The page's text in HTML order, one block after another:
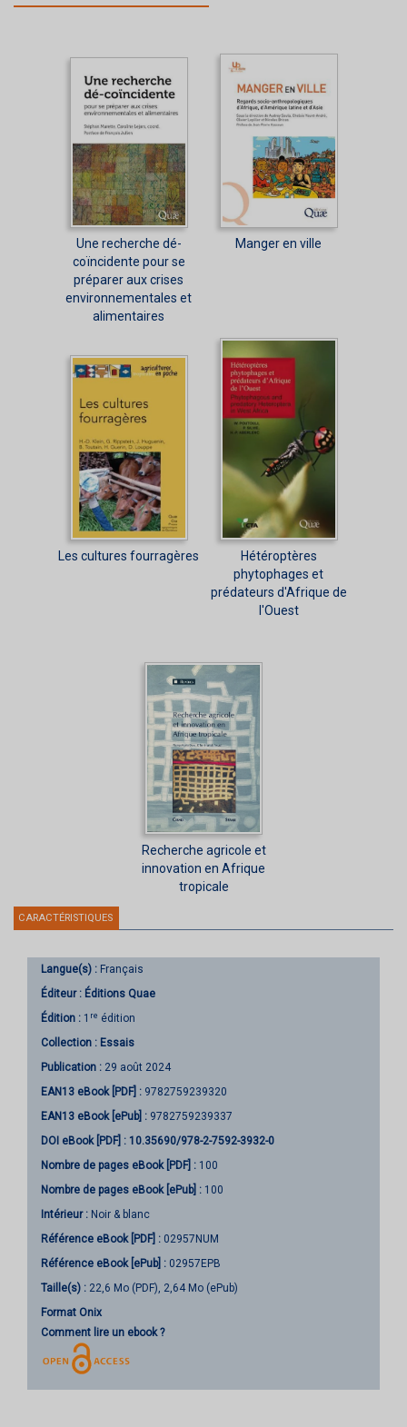
Une recherche dé-
coïncidente pour se
préparer aux crises
environnementales et
alimentaires
Manger en ville
Les cultures fourragères
Hétéroptères
phytophages et
prédateurs d'Afrique de
l'Ouest
Recherche agricole et
innovation en Afrique
tropicale
CARACTÉRISTIQUES
Langue(s) : Français
Éditeur : Éditions Quae
Édition : 1 re édition
Collection : Essais
Publication : 29 août 2024
EAN13 eBook [PDF] : 9782759239320
EAN13 eBook [ePub] : 9782759239337
DOI eBook [PDF] : 10.35690/978-2-7592-3932-0
Nombre de pages eBook [PDF] : 100
Nombre de pages eBook [ePub] : 100
Intérieur : Noir & blanc
Référence eBook [PDF] : 02957NUM
Référence eBook [ePub] : 02957EPB
Taille(s) : 22,6 Mo (PDF), 2,64 Mo (ePub)
Format Onix
Comment lire un ebook ?